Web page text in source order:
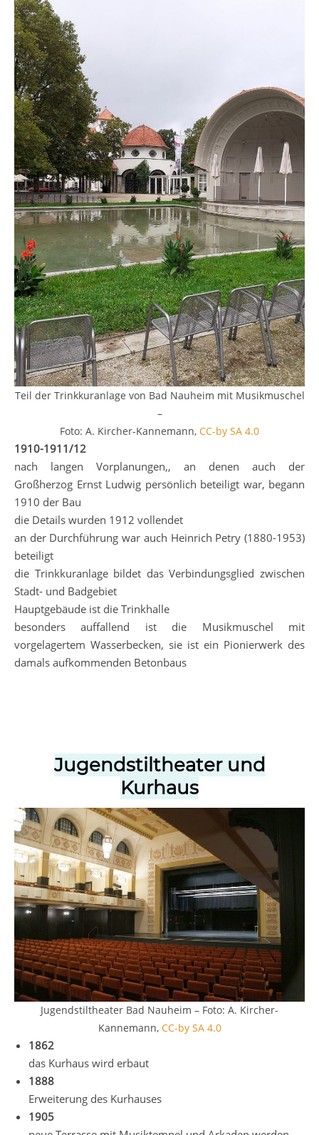
Teil der Trinkkuranlage von Bad Nauheim mit Musikmuschel
–
Foto: A. Kircher-Kannemann, CC-by SA 4.0
1910-1911/12
nach langen Vorplanungen,, an denen auch der
Großherzog Ernst Ludwig persönlich beteiligt war, begann
1910 der Bau
die Details wurden 1912 vollendet
an der Durchführung war auch Heinrich Petry (1880-1953)
beteiligt
die Trinkkuranlage bildet das Verbindungsglied zwischen
Stadt- und Badgebiet
Hauptgebäude ist die Trinkhalle
besonders auffallend ist die Musikmuschel mit
vorgelagertem Wasserbecken, sie ist ein Pionierwerk des
damals aufkommenden Betonbaus
Jugendstiltheater und
Kurhaus
Jugendstiltheater Bad Nauheim – Foto: A. Kircher-
Kannemann,CC-by SA 4.0
1862
das Kurhaus wird erbaut
1888
Erweiterung des Kurhauses
1905